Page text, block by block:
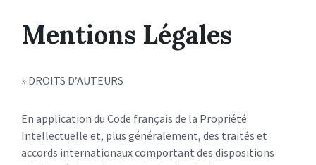
Mentions Légales
» DROITS D’AUTEURS
En application du Code français de la Propriété
Intellectuelle et, plus généralement, des traités et
accords internationaux comportant des dispositions